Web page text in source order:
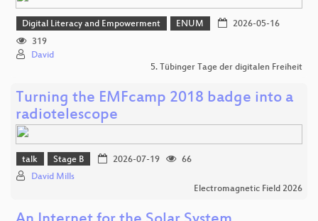
Digital Literacy and Empowerment ENUM
2026-05-16
319
David
5. Tübinger Tage der digitalen Freiheit
Turning the EMFcamp 2018 badge into a
radiotelescope
talk Stage B 2026-07-19
66
David Mills
Electromagnetic Field 2026